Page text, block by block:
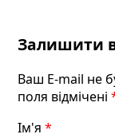
Залишити
Ваш E-mail не
поля відмічені
Ім'я*